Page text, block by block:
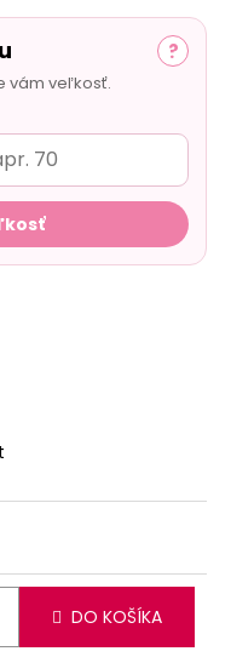
?
vám veľkosť.
DO KOŠÍKA